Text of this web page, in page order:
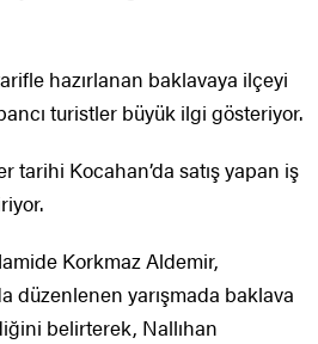
hazırlanan baklavaya ilçeyi
turistler büyük ilgi gösteriyor.
tarihi Kocahan’da satış yapan iş
Korkmaz Aldemir,
düzenlenen yarışmada baklava
belirterek, Nallıhan